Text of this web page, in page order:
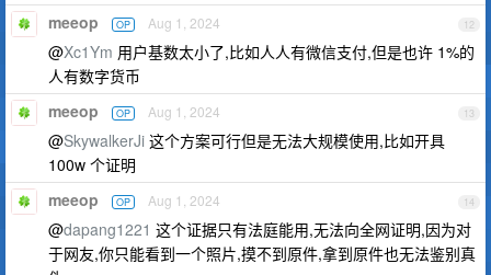
12
meeop OP Aug 1, 2024
@Xc1Ym 用户基数太小了,比如人人有微信支付,但是也许 1%的
人有数字货币
13
meeop OP Aug 1, 2024
@SkywalkerJi 这个方案可行但是无法大规模使用,比如开具
100w 个证明
14
meeop OP Aug 1, 2024
@dapang1221 这个证据只有法庭能用,无法向全网证明,因为对
于网友,你只能看到一个照片,摸不到原件,拿到原件也无法鉴别真